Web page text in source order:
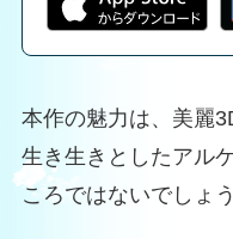
本作の魅力は、美麗
生き生きとしたアル
ころではないでしょう